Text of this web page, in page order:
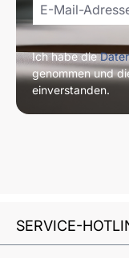
Ich habe die
genommen und
einverstanden.
SERVICE-